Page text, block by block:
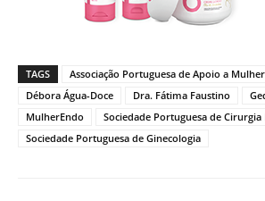
TAGS
Associação Portuguesa de Apoio a
Débora Água-Doce
Dra. Fátima Faustino
MulherEndo
Sociedade Portuguesa de
Sociedade Portuguesa de Ginecologia